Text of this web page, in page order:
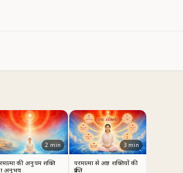
2 min
की अनुपम शक्ति
अनुभव
3 min
परमात्मा से अष्ट शक्तियों की
प्राप्ति